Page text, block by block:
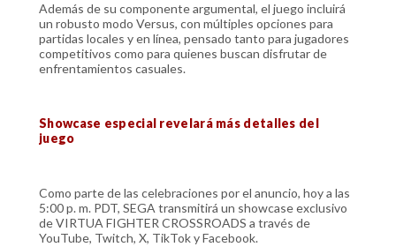
Además de su componente argumental, el juego incluirá
un robusto modo Versus, con múltiples opciones para
partidas locales y en línea, pensado tanto para jugadores
competitivos como para quienes buscan disfrutar de
enfrentamientos casuales.
Showcase especial revelará más detalles del
juego
Como parte de las celebraciones por el anuncio, hoy a las
5:00 p. m. PDT, SEGA transmitirá un showcase exclusivo
de VIRTUA FIGHTER CROSSROADS a través de
YouTube, Twitch, X, TikTok y Facebook.